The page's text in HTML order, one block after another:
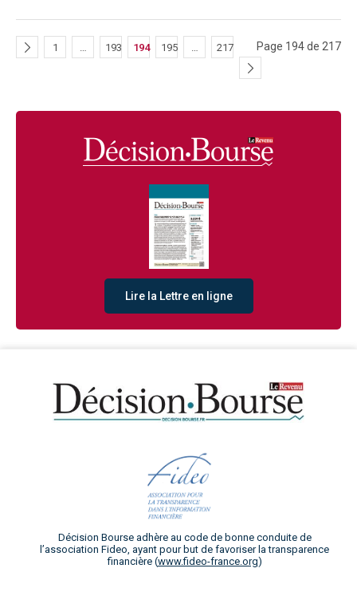
Page 194 de 217
1 193 194 195 217
Lire la Lettre en ligne
Décision Bourse adhère au code de bonne conduite de
l’association Fideo, ayant pour but de favoriser la transparence
financière (www.fideo-france.org)